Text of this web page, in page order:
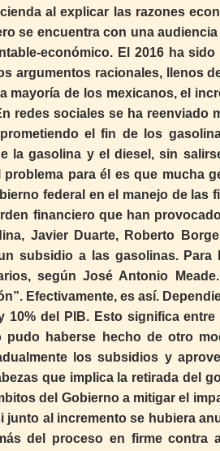
al explicar las razones
se encuentra con una
económico. El 2016 ha sido
argumentos racionales, llenos
mayoría de los mexicanos, el
redes sociales se ha reenviado
el fin de los
la gasolina y el diesel, sin
para él es que mucha
federal en el manejo de las
financiero que han
Javier Duarte, Roberto
subsidio a las gasolinas. Para
según José Antonio
Efectivamente, es así.
del PIB. Esto significa entre
pudo haberse hecho de otro
los subsidios y
que implica la retirada del
del Gobierno a mitigar el
al incremento se hubiera
del proceso en firme contra